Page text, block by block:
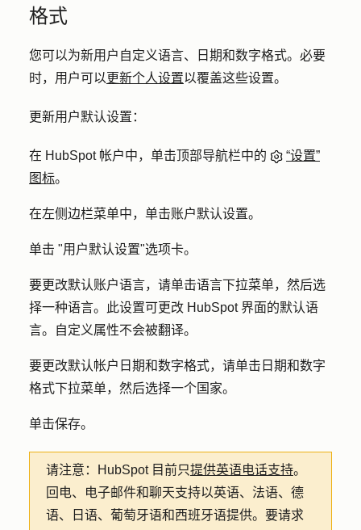
格式
您可以为新用户自定义语言、日期和数字格式。必要
时，用户可以 更新个人设置以覆盖这些设置。
更新用户默认设置：
在 HubSpot 帐户中，单击顶部导航栏中的
“设置”
图标。
在左侧边栏菜单中，单击账户默认设置。
单击 "用户默认设置"选项卡。
要更改默认账户语言，请单击语言下拉菜单，然后选
择一种语言。此设置可更改 HubSpot 界面的默认语
言。自定义属性不会被翻译。
要更改默认帐户日期和数字格式，请单击日期和数字
格式下拉菜单，然后选择一个国家。
单击保存。
请注意： HubSpot 目前只提供英语电话支持。
回电、电子邮件和聊天支持以英语、法语、德
语、日语、葡萄牙语和西班牙语提供。要请求